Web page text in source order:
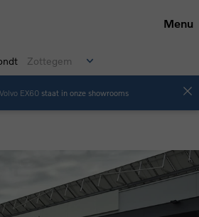
Menu
Zottegem
EX60 staat in onze showrooms